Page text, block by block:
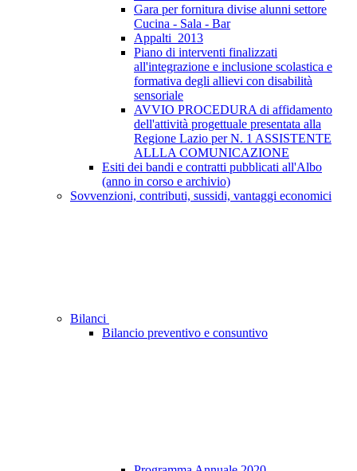
Gara per fornitura divise alunni settore
Cucina - Sala - Bar
Appalti_2013
Piano di interventi finalizzati
all'integrazione e inclusione scolastica e
formativa degli allievi con disabilità
sensoriale
AVVIO PROCEDURA di affidamento
dell'attività progettuale presentata alla
Regione Lazio per N. 1 ASSISTENTE
ALLLA COMUNICAZIONE
Esiti dei bandi e contratti pubblicati all'Albo
(anno in corso e archivio)
Sovvenzioni, contributi, sussidi, vantaggi economici
Bilanci
Bilancio preventivo e consuntivo